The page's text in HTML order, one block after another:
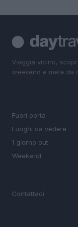
Viaggia vicino,
weekend e mete da
Fuori porta
Luoghi da vedere
1 giorno out
Weekend
Contattaci